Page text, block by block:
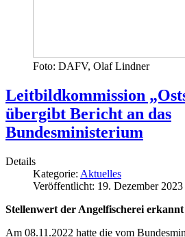
Foto: DAFV, Olaf Lindner
Leitbildkommission
übergibt Bericht an das
Bundesministerium
Details
Kategorie: Aktuelles
Veröffentlicht: 19. Dezember 2023
Stellenwert der Angelfischerei
Am 08.11.2022 hatte die vom